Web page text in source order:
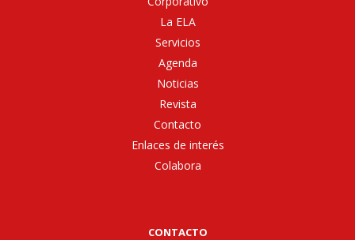
La ELA
Servicios
Agenda
Noticias
Revista
Contacto
Enlaces de interés
Colabora
CONTACTO